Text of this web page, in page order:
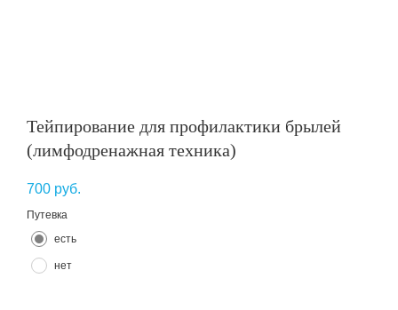
Тейпирование для профилактики брылей
(лимфодренажная техника)
700 руб.
Путевка
есть
нет